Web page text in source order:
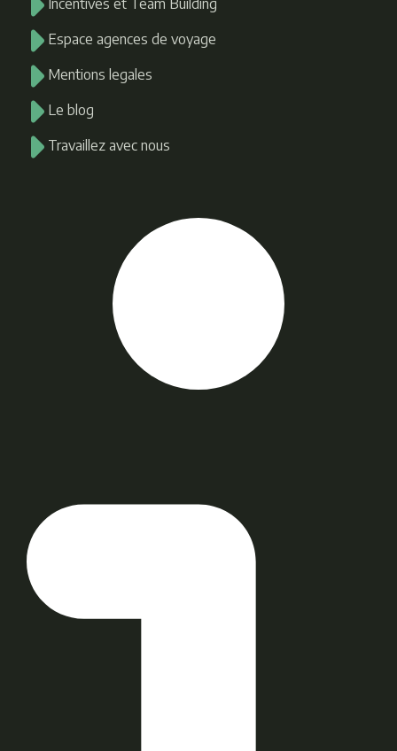
Incentives et Team Building
Espace agences de voyage
Mentions legales
Le blog
Travaillez avec nous